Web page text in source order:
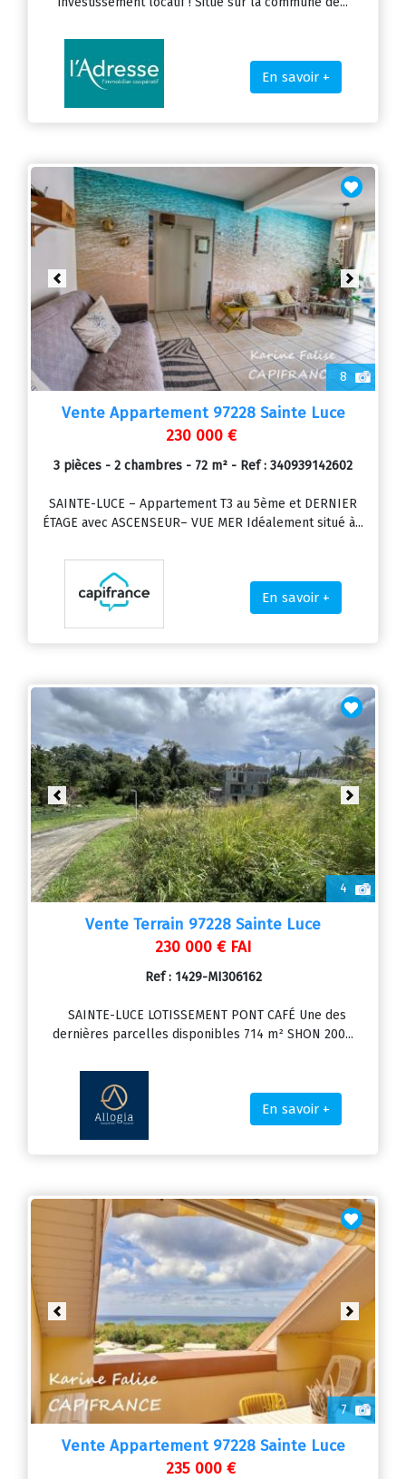
En savoir +
8
Previous Next
Vente Appartement 97228 Sainte Luce
230 000 €
3 pièces - 2 chambres - 72 m² - Ref : 340939142602
SAINTE-LUCE – Appartement T3 au 5ème et DERNIER
ÉTAGE avec ASCENSEUR– VUE MER Idéalement situé à...
En savoir +
4
Previous Next
Vente Terrain 97228 Sainte Luce
230 000 € FAI
Ref : 1429-MI306162
SAINTE-LUCE LOTISSEMENT PONT CAFÉ Une des
dernières parcelles disponibles 714 m² SHON 200...
En savoir +
7
Previous Next
Vente Appartement 97228 Sainte Luce
235 000 €